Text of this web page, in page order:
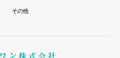
その他